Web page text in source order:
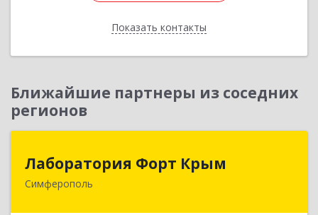
Показать контакты
Назад
Ближайшие партнеры из соседних
регионов
Лаборатория Форт Крым
Симферополь
295034, Крым Респ, Симферополь г, Киевская